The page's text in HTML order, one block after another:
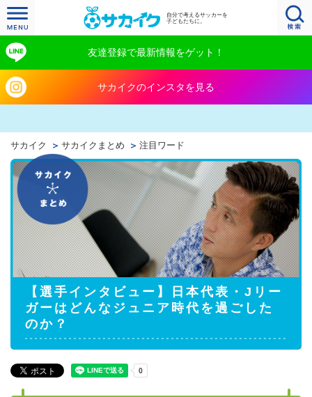
自分で考えるサッカーを
子どもたちに。
友達登録で最新情報をゲット！
サカイクのインスタを見る
サカイク サカイクまとめ 注目ワード
【選手インタビュー】日本代表・Jリー
ガーはどんなジュニア時代を過ごした
のか？